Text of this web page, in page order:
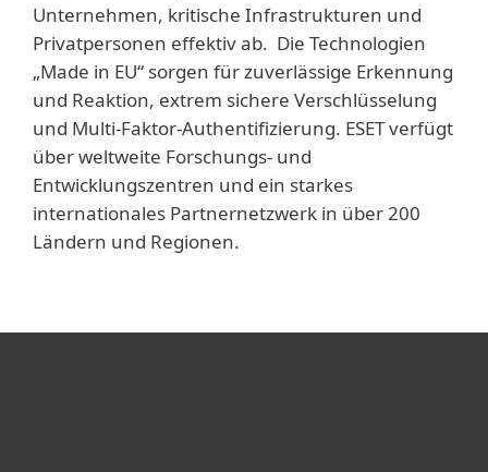
Unternehmen, kritische Infrastrukturen und
Privatpersonen effektiv ab. Die Technologien
„Made in EU“ sorgen für zuverlässige Erkennung
und Reaktion, extrem sichere Verschlüsselung
und Multi-Faktor-Authentifizierung. ESET verfügt
über weltweite Forschungs- und
Entwicklungszentren und ein starkes
internationales Partnernetzwerk in über 200
Ländern und Regionen.